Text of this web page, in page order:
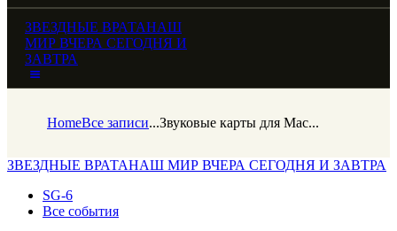
ЗВЕЗДНЫЕ ВРАТАНАШ
МИР ВЧЕРА СЕГОДНЯ И
ЗАВТРА
HomeВсе записи...Звуковые карты для Mac...
ЗВЕЗДНЫЕ ВРАТАНАШ МИР ВЧЕРА СЕГОДНЯ И ЗАВТРА
SG-6
Все события